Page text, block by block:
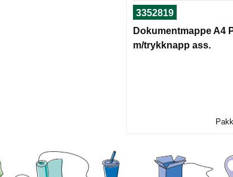
3352819
Dokumentmappe A4
m/trykknapp ass.